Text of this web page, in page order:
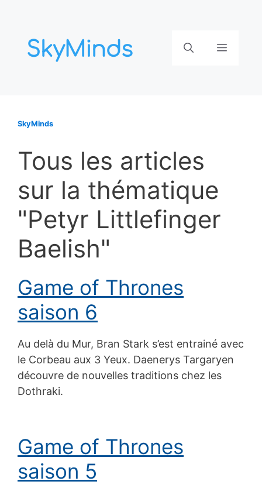
contenu
Menu
SkyMinds
Tous les articles
sur la thématique
"Petyr Littlefinger
Baelish"
Game of Thrones
saison 6
Au delà du Mur, Bran Stark s’est entrainé avec
le Corbeau aux 3 Yeux. Daenerys Targaryen
découvre de nouvelles traditions chez les
Dothraki.
Game of Thrones
saison 5